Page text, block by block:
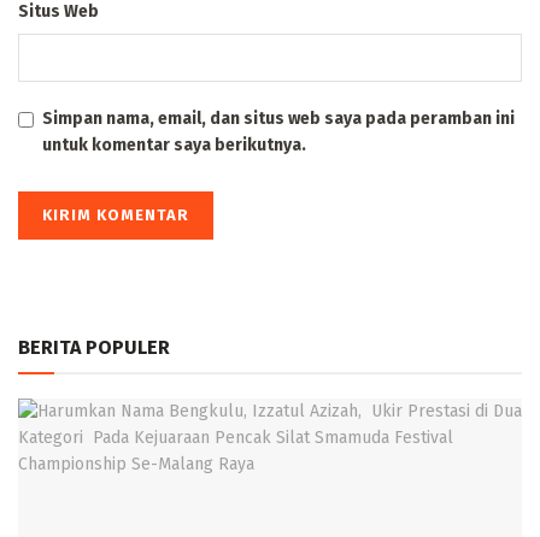
Situs Web
Simpan nama, email, dan situs web saya pada peramban ini
untuk komentar saya berikutnya.
BERITA POPULER